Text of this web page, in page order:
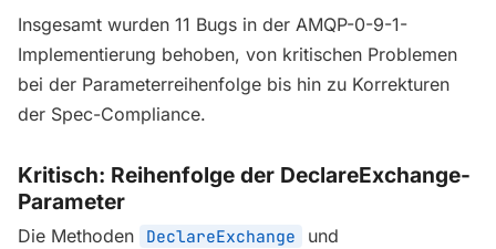
Insgesamt wurden 11 Bugs in der AMQP-0-9-1-
Implementierung behoben, von kritischen Problemen
bei der Parameterreihenfolge bis hin zu Korrekturen
der Spec-Compliance.
Kritisch: Reihenfolge der DeclareExchange-
Parameter
Die Methoden DeclareExchange und